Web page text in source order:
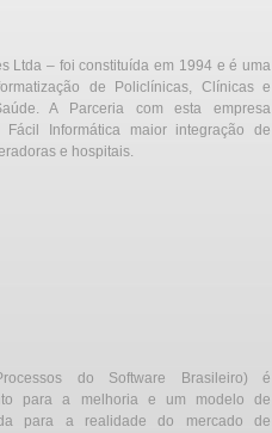
Ltda – foi constituída em 1994 e é uma
de Policlínicas, Clínicas e
A Parceria com esta empresa
Informática maior integração de
e hospitais.
do Software Brasileiro) é
para a melhoria e um modelo de
para a realidade do mercado de